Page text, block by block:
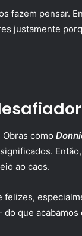
fazem pensar.
justamente
como
ao caos.
que acabamos